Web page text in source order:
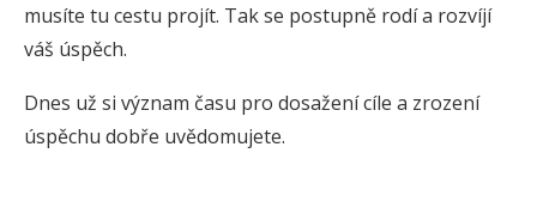
musíte tu cestu projít. Tak se postupně rodí a rozvíjí
váš úspěch.
Dnes už si význam času pro dosažení cíle a zrození
úspěchu dobře uvědomujete.